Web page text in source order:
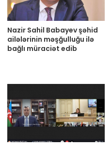
Nazir Sahil Babayev şəhid
ailələrinin məşğulluğu ilə
bağlı müraciət edib